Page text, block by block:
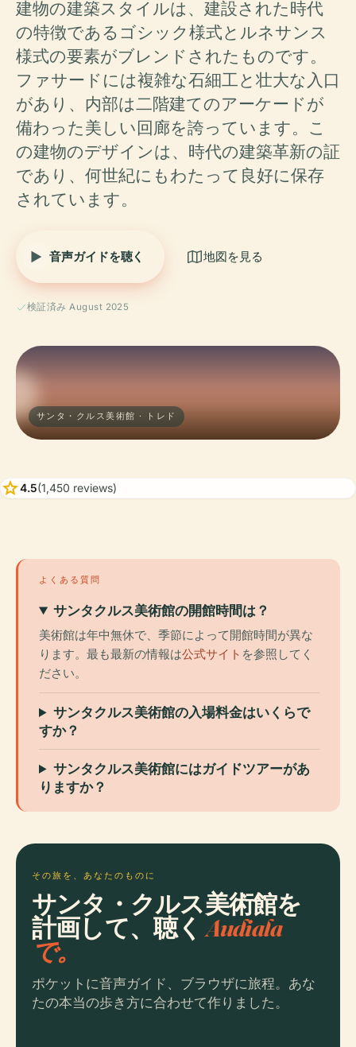
建物の建築スタイルは、建設された時代
の特徴であるゴシック様式とルネサンス
様式の要素がブレンドされたものです。
ファサードには複雑な石細工と壮大な入口
があり、内部は二階建てのアーケードが
備わった美しい回廊を誇っています。こ
の建物のデザインは、時代の建築革新の証
であり、何世紀にもわたって良好に保存
されています。
音声ガイドを聴く 地図を見る
検証済み August 2025
サンタ・クルス美術館 · トレド
star4.5(1,450 reviews)
よくある質問
サンタクルス美術館の開館時間は？
美術館は年中無休で、季節によって開館時間が異な
ります。最も最新の情報は公式サイト を参照してく
ださい。
サンタクルス美術館の入場料金はいくらで
すか？
サンタクルス美術館にはガイドツアーがあ
りますか？
その旅を、あなたのものに
サンタ・クルス美術館を
計画して、聴くAudiala
で。
ポケットに音声ガイド、ブラウザに旅程。あな
たの本当の歩き方に合わせて作りました。